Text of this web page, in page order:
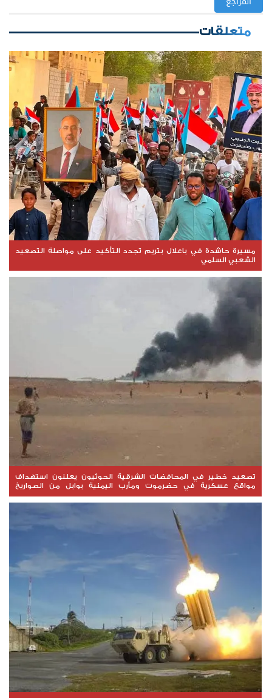
متعلقات
مسيرة حاشدة في باعلال بتريم تجدد التأكيد على مواصلة التصعيد
الشعبي السلمي
تصعيد خطير في المحافضات الشرقية الحوثيون يعلنون استهداف
مواقع عسكرية في حضرموت ومأرب اليمنية بوابل من الصواريخ
والطائرات المسيّرة